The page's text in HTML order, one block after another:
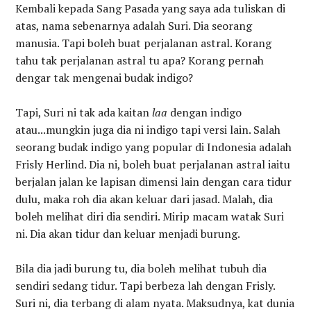
Kembali kepada Sang Pasada yang saya ada tuliskan di
atas, nama sebenarnya adalah Suri. Dia seorang
manusia. Tapi boleh buat perjalanan astral. Korang
tahu tak perjalanan astral tu apa? Korang pernah
dengar tak mengenai budak indigo?
Tapi, Suri ni tak ada kaitanlaa dengan indigo
atau...mungkin juga dia ni indigo tapi versi lain. Salah
seorang budak indigo yang popular di Indonesia adalah
Frisly Herlind. Dia ni, boleh buat perjalanan astral iaitu
berjalan jalan ke lapisan dimensi lain dengan cara tidur
dulu, maka roh dia akan keluar dari jasad. Malah, dia
boleh melihat diri dia sendiri. Mirip macam watak Suri
ni. Dia akan tidur dan keluar menjadi burung.
Bila dia jadi burung tu, dia boleh melihat tubuh dia
sendiri sedang tidur. Tapi berbeza lah dengan Frisly.
Suri ni, dia terbang di alam nyata. Maksudnya, kat dunia